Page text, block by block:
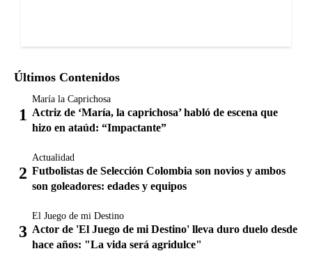
Últimos Contenidos
María la Caprichosa
Actriz de ‘María, la caprichosa’ habló de escena que
hizo en ataúd: “Impactante”
Actualidad
Futbolistas de Selección Colombia son novios y ambos
son goleadores: edades y equipos
El Juego de mi Destino
Actor de 'El Juego de mi Destino' lleva duro duelo desde
hace años: "La vida será agridulce"